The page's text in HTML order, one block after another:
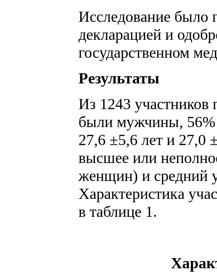
Исследование было
декларацией и
государственном
Результаты
Из 1243 участников
были мужчины, 56%
27,6 ±5,6 лет и 27,0
высшее или
женщин) и средний
Характеристика
в таблице 1.